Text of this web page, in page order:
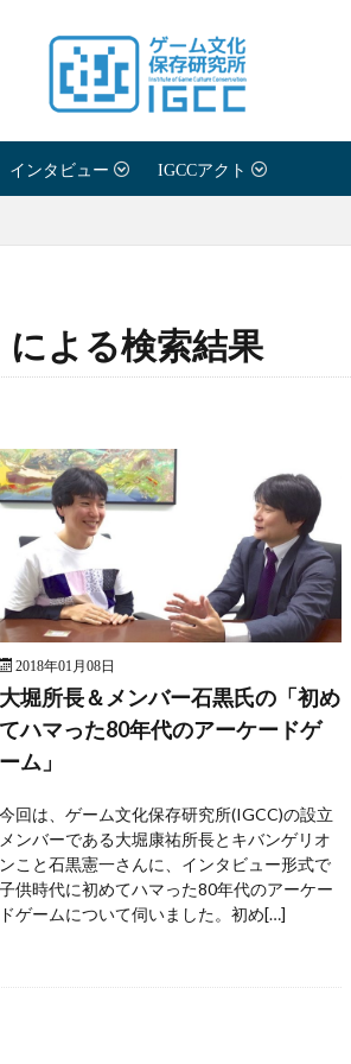
インタビュー IGCCアクト
よる検索結果
2018年01月08日
大堀所長＆メンバー石黒氏の「初め
てハマった80年代のアーケードゲ
ーム」
今回は、ゲーム文化保存研究所(IGCC)の設立
メンバーである大堀康祐所長とキバンゲリオ
ンこと石黒憲一さんに、インタビュー形式で
子供時代に初めてハマった80年代のアーケー
ドゲームについて伺いました。初め[…]